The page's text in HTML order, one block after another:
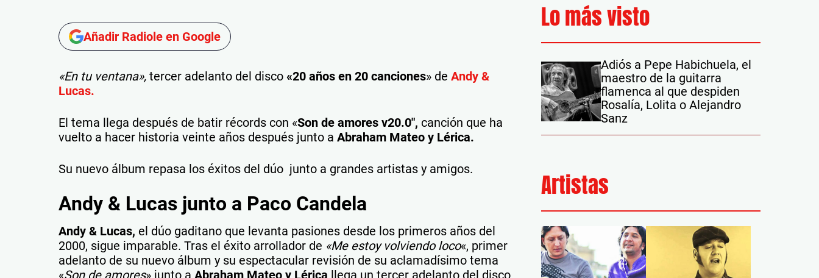
Añadir Radiole en Google
«En tu ventana», tercer adelanto del disco «20 años en 20 canciones» de Andy &
Lucas.
El tema llega después de batir récords con «Son de amores v20.0″, canción que ha
vuelto a hacer historia veinte años después junto a Abraham Mateo y Lérica.
Su nuevo álbum repasa los éxitos del dúo junto a grandes artistas y amigos.
Andy & Lucas junto a Paco Candela
Andy & Lucas, el dúo gaditano que levanta pasiones desde los primeros años del
2000, sigue imparable. Tras el éxito arrollador de «Me estoy volviendo loco«, primer
adelanto de su nuevo álbum y su espectacular revisión de su aclamadísimo tema
«Son de amores» junto a Abraham Mateo y Lérica llega un tercer adelanto del disco
Lo más visto
Adiós a Pepe Habichuela, el
maestro de la guitarra
flamenca al que despiden
Rosalía, Lolita o Alejandro
Sanz
Artistas